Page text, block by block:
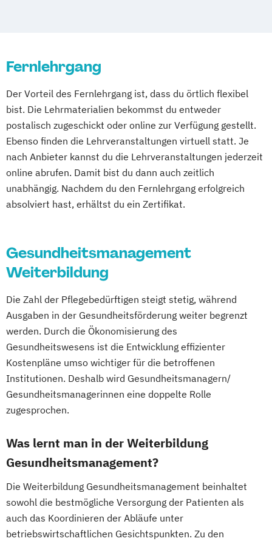
Wuppertal Gelsenkirchen
Chemnitz
Kiel
Magdeburg
Freiburg im Breisgau
Krefeld
Lübeck
Oberhausen Erfurt Mainz Rostock
Kassel Hagen Saarbrücken
Mülheim an der Ruhr Potsdam
Ludwigshafen
Oldenburg Leverkusen
Osnabrück Solingen Heidelberg Herne
Neuss Darmstadt Paderborn
Ernährung nach Paleo
Kinder
Ernährungsberater A-Lizenz (inkl.
Ernährung C-Lizenz und Ernährungsberater
B-Lizenz)
Ernährungsberater B-Lizenz (inkl. C-Lizenz)
Ernährungsberater für E-Sportler
Ernährungsberater für Kinder
Ernährungsberater für Schwangere
Ernährungsberater für Senioren
Ernährungsberater für Sportler
Ernährungsberater für Sportler (inkl.
Ernährung C-Lizenz)
Ernährungsberater für Sportler A-Lizenz
Ernährungsberater für Sportler)
Ernährungsberater für vegetarische
Ernährungsberater/in A-Lizenz
Ernährungsberater/in B-Lizenz
Ernährungsfachwirt/in
Fachberater für Nahrungsergänzungsmittel
Fernlehrgang
Der Vorteil des Fernlehrgang ist, dass du örtlich flexibel
bist. Die Lehrmaterialien bekommst du entweder
postalisch zugeschickt oder online zur Verfügung gestellt.
Ebenso finden die Lehrveranstaltungen virtuell statt. Je
nach Anbieter kannst du die Lehrveranstaltungen jederzeit
online abrufen. Damit bist du dann auch zeitlich
unabhängig. Nachdem du den Fernlehrgang erfolgreich
absolviert hast, erhältst du ein Zertifikat.
Gesundheitsmanagement
Weiterbildung
Die Zahl der Pflegebedürftigen steigt stetig, während
Ausgaben in der Gesundheitsförderung weiter begrenzt
werden. Durch die Ökonomisierung des
Gesundheitswesens ist die Entwicklung effizienter
Kostenpläne umso wichtiger für die betroffenen
Institutionen. Deshalb wird Gesundheitsmanagern/
Gesundheitsmanagerinnen eine doppelte Rolle
zugesprochen.
Was lernt man in der Weiterbildung
Gesundheitsmanagement?
Die Weiterbildung Gesundheitsmanagement beinhaltet
sowohl die bestmögliche Versorgung der Patienten als
auch das Koordinieren der Abläufe unter
betriebswirtschaftlichen Gesichtspunkten. Zu den